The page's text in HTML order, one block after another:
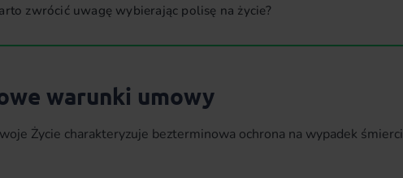
zwrócić uwagę wybierając polisę na życie?
warunki umowy
Życie charakteryzuje bezterminowa ochrona na wypadek śmierci